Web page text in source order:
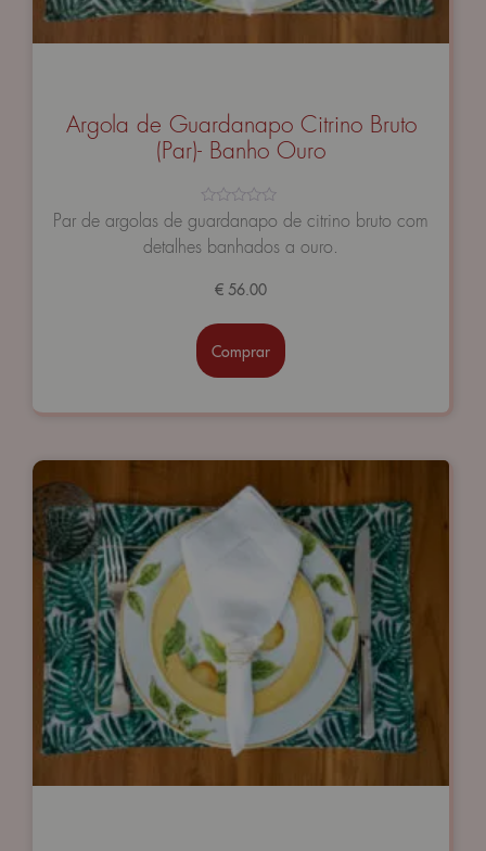
Argola de Guardanapo Citrino Bruto
(Par)- Banho Ouro
Avaliação
0
de
5
Par de argolas de guardanapo de citrino bruto com
detalhes banhados a ouro.
€ 56.00
Comprar